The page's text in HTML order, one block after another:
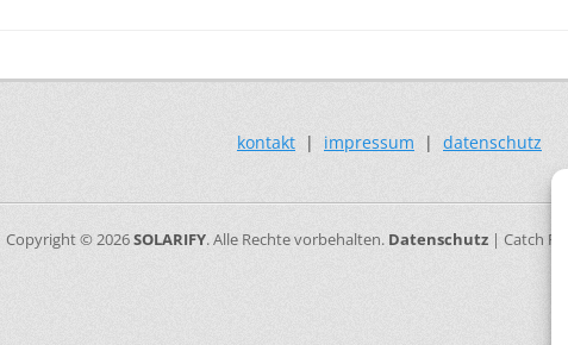
kontakt | impressum | datenschutz
Copyright © 2026SOLARIFY. Alle Rechte vorbehalten. Datenschutz| Catch